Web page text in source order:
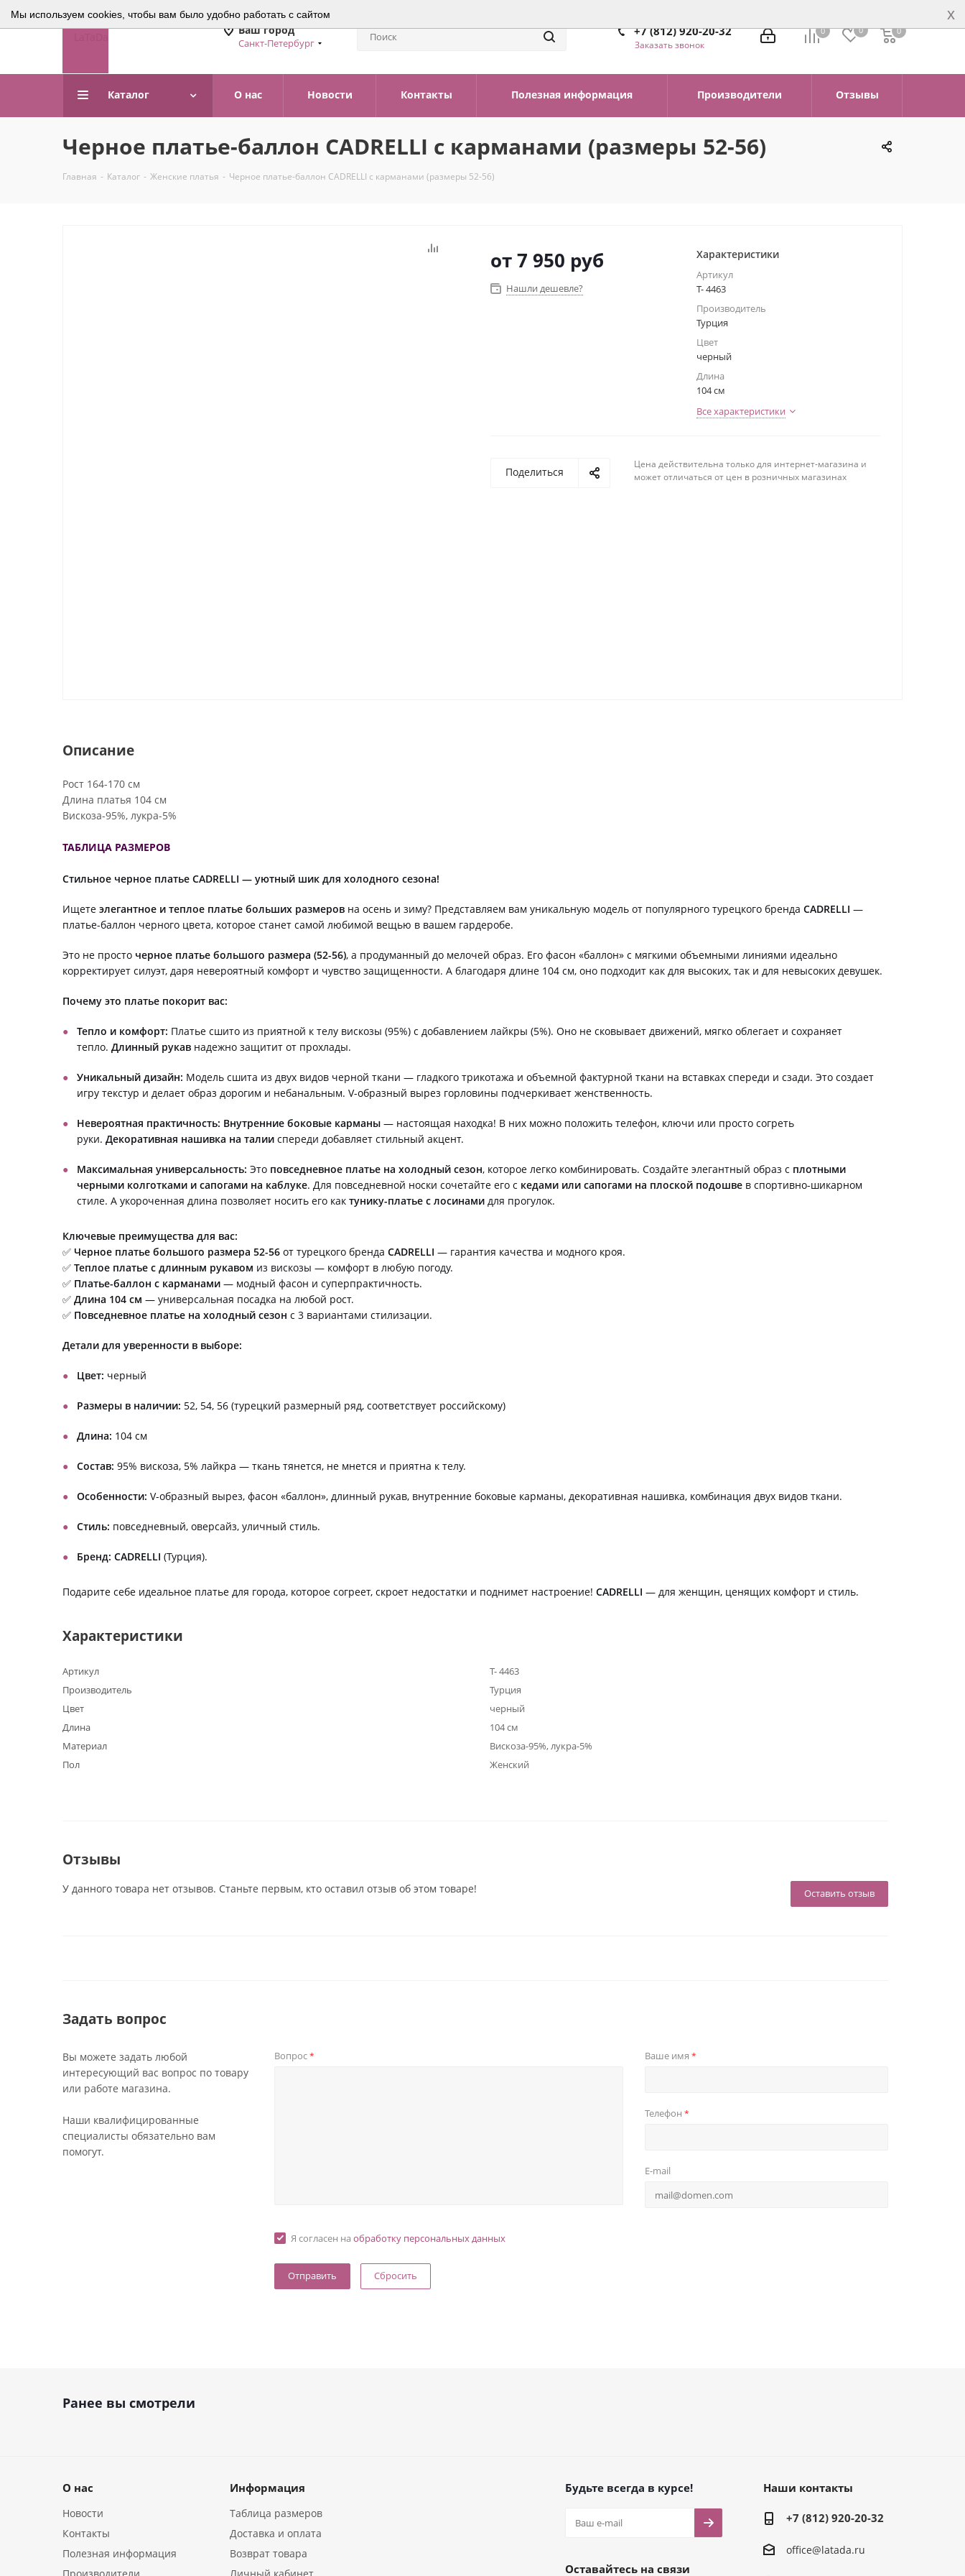
Мы используем cookies, чтобы вам было удобно работать с сайтом x
Ваш город
Санкт-Петербург
0 0 0
0
+7 (812) 920-20-32
Заказать звонок
Каталог О нас Новости Контакты Полезная информация Производители Отзывы
Черное платье-баллон CADRELLI с карманами (размеры 52-56)
Главная - Каталог - Женские платья - Черное платье-баллон CADRELLI с карманами (размеры 52-56)
от7 950 руб
Нашли дешевле?
Характеристики
Артикул
Т- 4463
Производитель
Турция
Цвет
черный
Длина
104 см
Все характеристики
Поделиться
Цена действительна только для интернет-магазина и
может отличаться от цен в розничных магазинах
Описание
Рост 164-170 см
Длина платья 104 см
Вискоза-95%, лукра-5%
ТАБЛИЦА РАЗМЕРОВ
Стильное черное платье CADRELLI — уютный шик для холодного сезона!
Ищете элегантное и теплое платье больших размеров на осень и зиму? Представляем вам уникальную модель от популярного турецкого бренда CADRELLI —
платье-баллон черного цвета, которое станет самой любимой вещью в вашем гардеробе.
Это не просто черное платье большого размера (52-56), а продуманный до мелочей образ. Его фасон «баллон» с мягкими объемными линиями идеально
корректирует силуэт, даря невероятный комфорт и чувство защищенности. А благодаря длине 104 см, оно подходит как для высоких, так и для невысоких девушек.
Почему это платье покорит вас:
Тепло и комфорт: Платье сшито из приятной к телу вискозы (95%) с добавлением лайкры (5%). Оно не сковывает движений, мягко облегает и сохраняет
тепло. Длинный рукав надежно защитит от прохлады.
Уникальный дизайн: Модель сшита из двух видов черной ткани — гладкого трикотажа и объемной фактурной ткани на вставках спереди и сзади. Это создает
игру текстур и делает образ дорогим и небанальным. V-образный вырез горловины подчеркивает женственность.
Невероятная практичность: Внутренние боковые карманы — настоящая находка! В них можно положить телефон, ключи или просто согреть
руки. Декоративная нашивка на талии спереди добавляет стильный акцент.
Максимальная универсальность: Это повседневное платье на холодный сезон, которое легко комбинировать. Создайте элегантный образ с плотными
черными колготками и сапогами на каблуке. Для повседневной носки сочетайте его с кедами или сапогами на плоской подошве в спортивно-шикарном
стиле. А укороченная длина позволяет носить его как тунику-платье с лосинами для прогулок.
Ключевые преимущества для вас:
✅ Черное платье большого размера 52-56 от турецкого бренда CADRELLI — гарантия качества и модного кроя.
✅ Теплое платье с длинным рукавом из вискозы — комфорт в любую погоду.
✅ Платье-баллон с карманами — модный фасон и суперпрактичность.
✅ Длина 104 см — универсальная посадка на любой рост.
✅ Повседневное платье на холодный сезон с 3 вариантами стилизации.
Детали для уверенности в выборе:
Цвет: черный
Размеры в наличии: 52, 54, 56 (турецкий размерный ряд, соответствует российскому)
Длина: 104 см
Состав: 95% вискоза, 5% лайкра — ткань тянется, не мнется и приятна к телу.
Особенности: V-образный вырез, фасон «баллон», длинный рукав, внутренние боковые карманы, декоративная нашивка, комбинация двух видов ткани.
Стиль: повседневный, оверсайз, уличный стиль.
Бренд: CADRELLI (Турция).
Подарите себе идеальное платье для города, которое согреет, скроет недостатки и поднимет настроение! CADRELLI — для женщин, ценящих комфорт и стиль.
Характеристики
Артикул
Т- 4463
Производитель
Турция
Цвет
черный
Длина
104 см
Материал
Вискоза-95%, лукра-5%
Пол
Женский
Отзывы
Оставить отзыв
У данного товара нет отзывов. Станьте первым, кто оставил отзыв об этом товаре!
Задать вопрос
Вы можете задать любой
интересующий вас вопрос по товару
или работе магазина.
Наши квалифицированные
специалисты обязательно вам
помогут.
Вопрос* Ваше имя*
Телефон*
E-mail
Я согласен на обработку персональных данных
Сбросить
Ранее вы смотрели
О нас
Новости
Контакты
Полезная информация
Информация
Таблица размеров
Доставка и оплата
Возврат товара
Будьте всегда в курсе!
Оставайтесь на связи
Наши контакты
+7 (812) 920-20-32
office@latada.ru